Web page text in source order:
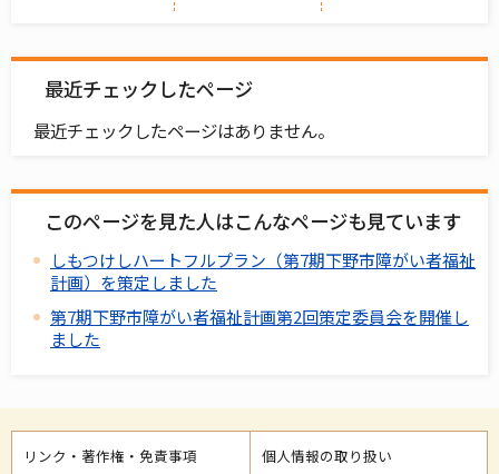
最近チェックしたページ
最近チェックしたページはありません。
このページを見た人はこんなページも見ています
しもつけしハートフルプラン（第7期下野市障がい者福祉
計画）を策定しました
第7期下野市障がい者福祉計画第2回策定委員会を開催し
ました
リンク・著作権・免責事項 個人情報の取り扱い